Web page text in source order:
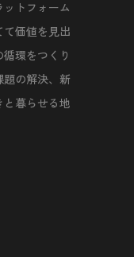
トフォーム
て価値を見出
環をつくり
題の解決、新
と暮らせる地